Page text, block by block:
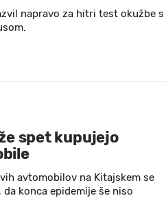
napravo za hitri test okužbe s
spet kupujejo
avtomobilov na Kitajskem se
da konca epidemije še niso